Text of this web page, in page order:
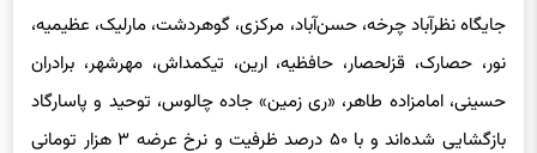
جایگاه نظرآباد چرخه، حسن‌آباد، مرکزی، گوهردشت، مارلیک، عظیمیه،
نور، حصارک، قزلحصار، حافظیه، ارین، تیکمداش، مهرشهر، برادران
حسینی، امامزاده طاهر، «ری زمین» جاده چالوس، توحید و پاسارگاد
بازگشایی شده‌اند و با ۵۰ درصد ظرفیت و نرخ عرضه ۳ هزار تومانی